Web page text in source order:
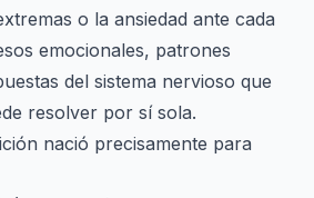
o la ansiedad ante cada
emocionales, patrones
del sistema nervioso que
resolver por sí sola.
nació precisamente para